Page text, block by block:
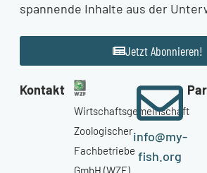
spannende Inhalte aus der
Jetzt Abonnieren!
Kontakt
Wirtschaftsgemeinschaft
Zoologischer
Fachbetriebe
GmbH (WZF)
info@my-
fish.org